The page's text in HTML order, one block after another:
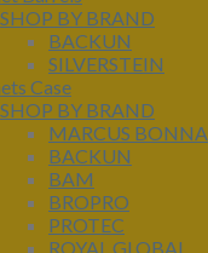
SHOP BY BRAND
BACKUN
SILVERSTEIN
Case
SHOP BY BRAND
MARCUS BONNA
BACKUN
BAM
BROPRO
PROTEC
ROYAL GLOBAL